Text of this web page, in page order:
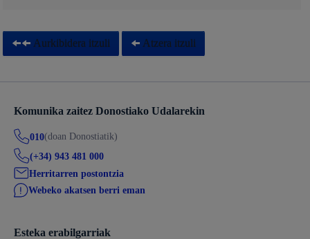
Aurkibidera itzuli Atzera itzuli
Komunika zaitez Donostiako Udalarekin
010(doan Donostiatik)
(+34) 943 481 000
Herritarren postontzia
Webeko akatsen berri eman
Esteka erabilgarriak